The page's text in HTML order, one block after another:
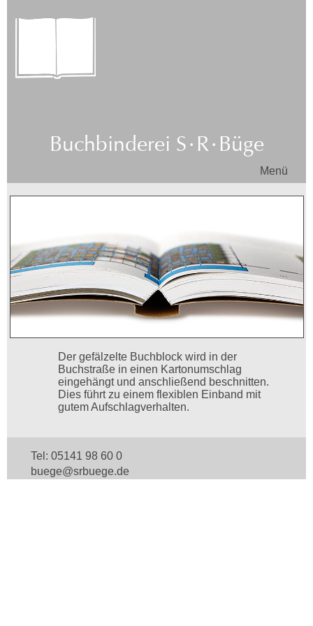
Buchbinderei S·R· Büge
Menü
Der gefälzelte Buchblock wird in der
Buchstraße in einen Kartonumschlag
eingehängt und anschließend beschnitten.
Dies führt zu einem flexiblen Einband mit
gutem Aufschlagverhalten.
Tel: 05141 98 60 0
buege@srbuege.de